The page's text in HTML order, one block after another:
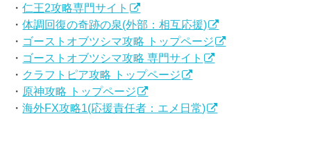
・仁王2攻略専門サイト
・体調回復の奇跡の泉(外部：相互応援)
・ ゴーストオブツシマ攻略 トップページ
・ ゴーストオブツシマ攻略 専門サイト
・ クラフトピア攻略 トップページ
・ 原神攻略 トップページ
・海外FX攻略1(応援責任者：エメ日常)